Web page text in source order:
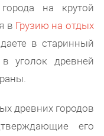
на крутой
в Грузию на отдых
в старинный
уголок древней
древних городов
его